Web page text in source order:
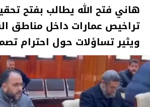
هاني فتح الله يطالب بفتح
تراخيص عمارات داخل مناطق
ويثير تساؤلات حول احترام